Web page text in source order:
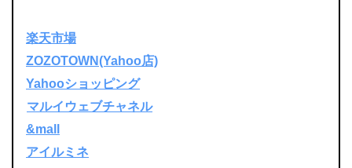
楽天市場
ZOZOTOWN(Yahoo店)
Yahooショッピング
マルイウェブチャネル
&mall
アイルミネ